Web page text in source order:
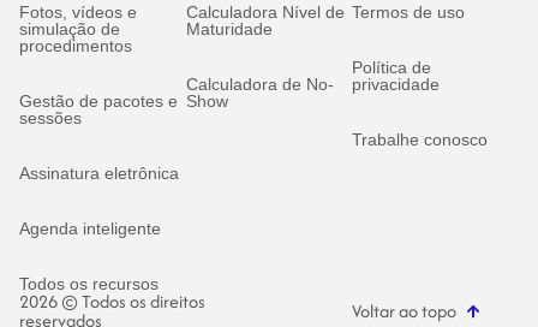
Fotos, vídeos e
simulação de
procedimentos
Gestão de pacotes e
sessões
Assinatura eletrônica
Agenda inteligente
Todos os recursos
Calculadora Nível de
Maturidade
Calculadora de No-
Show
Termos de uso
Política de
privacidade
Trabalhe conosco
2026 © Todos os direitos
reservados Voltar ao topo